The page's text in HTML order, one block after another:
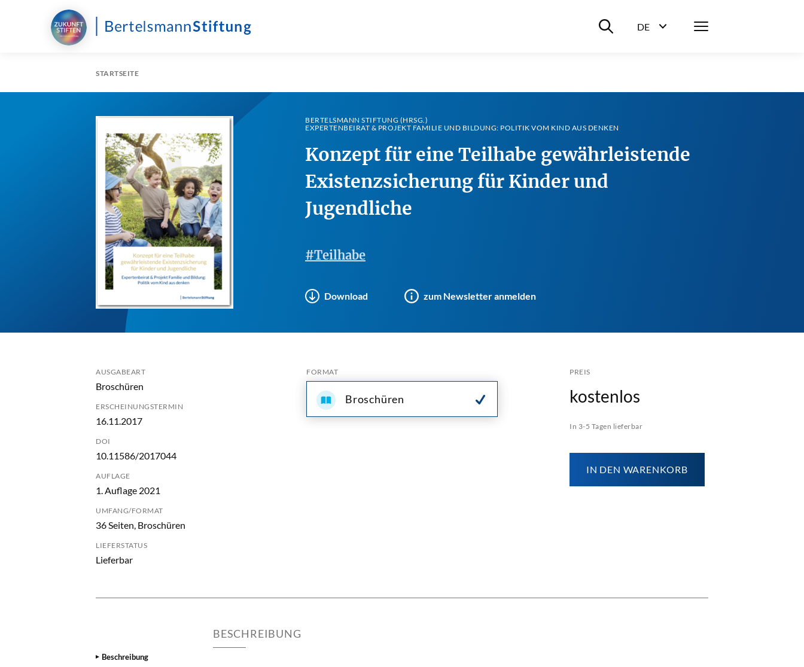
Suche ein-/ausblenden
DE
Menü
STARTSEITE
BERTELSMANN STIFTUNG (HRSG.)
EXPERTENBEIRAT & PROJEKT FAMILIE UND BILDUNG: POLITIK VOM KIND AUS DENKEN
Konzept für eine Teilhabe gewährleistende
Existenzsicherung für Kinder und
Jugendliche
#Teilhabe
Download zum Newsletter anmelden
AUSGABEART
Broschüren
ERSCHEINUNGSTERMIN
16.11.2017
DOI
10.11586/2017044
AUFLAGE
1. Auflage 2021
UMFANG/FORMAT
36 Seiten, Broschüren
LIEFERSTATUS
Lieferbar
FORMAT
Broschüren
PREIS
kostenlos
In 3-5 Tagen lieferbar
IN DEN WARENKORB
Beschreibung
BESCHREIBUNG